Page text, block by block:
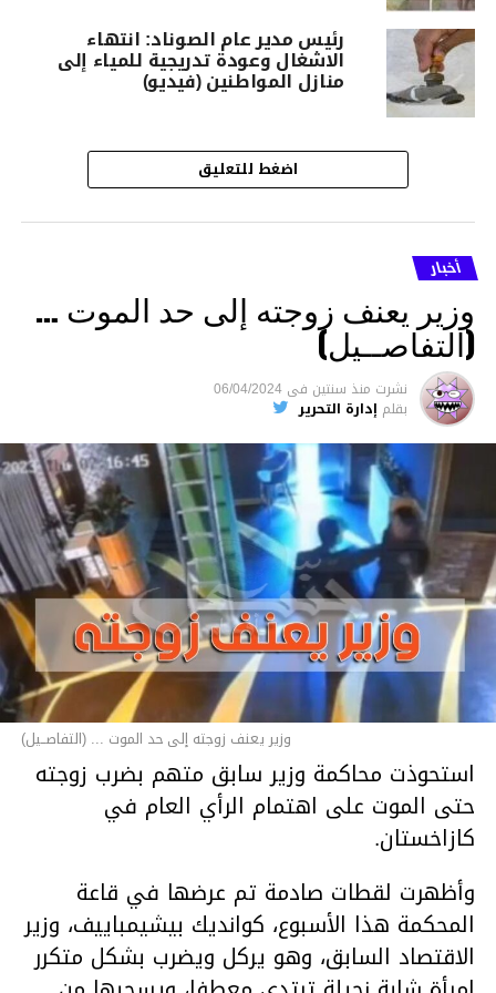
رئيس مدير عام الصوناد: انتهاء
الاشغال وعودة تدريجية للمياء إلى
منازل المواطنين (فيديو)
اضغط للتعليق
أخبار
وزير يعنف زوجته إلى حد الموت …
(التفاصــيل)
نشرت منذ سنتين فى 06/04/2024
بقلم إدارة التحرير
وزير يعنف زوجته إلى حد الموت ... (التفاصــيل)
استحوذت محاكمة وزير سابق متهم بضرب زوجته
حتى الموت على اهتمام الرأي العام في
كازاخستان.
وأظهرت لقطات صادمة تم عرضها في قاعة
المحكمة هذا الأسبوع، كوانديك بيشيمباييف، وزير
الاقتصاد السابق، وهو يركل ويضرب بشكل متكرر